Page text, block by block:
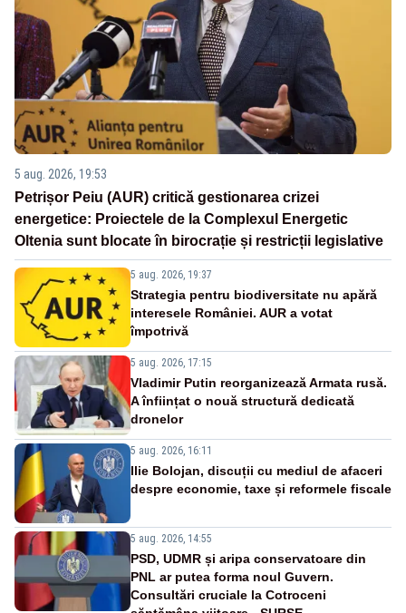
5 aug. 2026, 19:53
Petrișor Peiu (AUR) critică gestionarea crizei
energetice: Proiectele de la Complexul Energetic
Oltenia sunt blocate în birocrație și restricții legislative
5 aug. 2026, 19:37
Strategia pentru biodiversitate nu apără
interesele României. AUR a votat
împotrivă
5 aug. 2026, 17:15
Vladimir Putin reorganizează Armata rusă.
A înființat o nouă structură dedicată
dronelor
5 aug. 2026, 16:11
Ilie Bolojan, discuții cu mediul de afaceri
despre economie, taxe și reformele fiscale
5 aug. 2026, 14:55
PSD, UDMR și aripa conservatoare din
PNL ar putea forma noul Guvern.
Consultări cruciale la Cotroceni